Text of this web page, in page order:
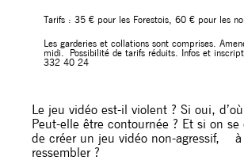
Tarifs : 35 € pour les Forestois, 60 € pour les
Les garderies et collations sont comprises.
midi. Possibilité de tarifs réduits. Infos et
332 40 24
Le jeu vidéo est-il violent ? Si oui,
Peut-elle être contournée ? Et si on
de créer un jeu vidéo non-agressif,
ressembler ?